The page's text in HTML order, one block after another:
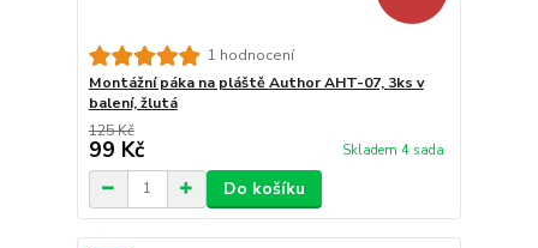
1 hodnocení
Montážní páka na pláště Author AHT-07, 3ks v
balení, žlutá
125 Kč
99 Kč Skladem 4 sada
Do košíku